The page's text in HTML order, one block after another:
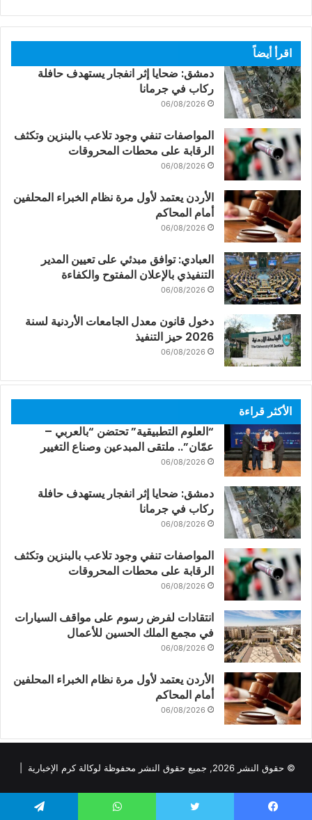
اقرأ أيضاً
دمشق: ضحايا إثر انفجار يستهدف حافلة
ركاب في جرمانا
06/08/2026
المواصفات تنفي وجود تلاعب بالبنزين وتكثف
الرقابة على محطات المحروقات
06/08/2026
الأردن يعتمد لأول مرة نظام الخبراء المحلفين
أمام المحاكم
06/08/2026
العبادي: توافق مبدئي على تعيين المدير
التنفيذي بالإعلان المفتوح والكفاءة
06/08/2026
دخول قانون معدل الجامعات الأردنية لسنة
2026 حيز التنفيذ
06/08/2026
الأكثر قراءة
“العلوم التطبيقية” تحتضن “بالعربي –
عمّان”.. ملتقى المبدعين وصناع التغيير
06/08/2026
دمشق: ضحايا إثر انفجار يستهدف حافلة
ركاب في جرمانا
06/08/2026
المواصفات تنفي وجود تلاعب بالبنزين وتكثف
الرقابة على محطات المحروقات
06/08/2026
انتقادات لفرض رسوم على مواقف السيارات
في مجمع الملك الحسين للأعمال
06/08/2026
الأردن يعتمد لأول مرة نظام الخبراء المحلفين
أمام المحاكم
06/08/2026
© حقوق النشر 2026, جميع حقوق النشر محفوظة لوكالة كرم الإخبارية |